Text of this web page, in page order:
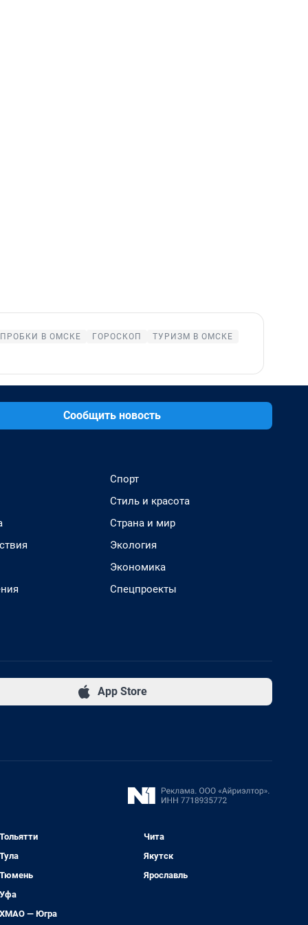
ПРОБКИ В ОМСКЕ ГОРОСКОП ТУРИЗМ В ОМСКЕ
Сообщить новость
Спорт
Стиль и красота
Страна и мир
Экология
Экономика
Спецпроекты
App Store
— Югра
Чита
Якутск
Ярославль